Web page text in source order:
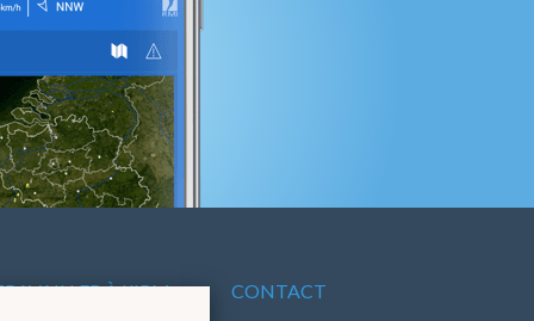
À L'IRM CONTACT